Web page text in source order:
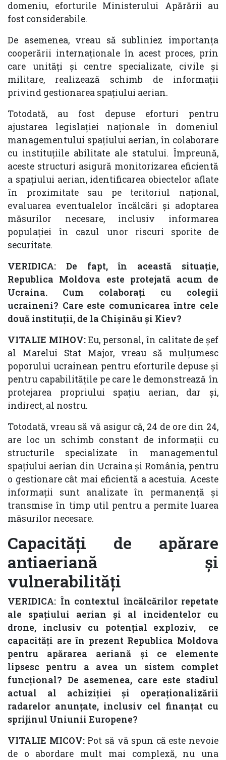
domeniu, eforturile Ministerului Apărării au
fost considerabile.
De asemenea, vreau să subliniez importanța
cooperării internaționale în acest proces, prin
care unități și centre specializate, civile și
militare, realizează schimb de informații
privind gestionarea spațiului aerian.
Totodată, au fost depuse eforturi pentru
ajustarea legislației naționale în domeniul
managementului spațiului aerian, în colaborare
cu instituțiile abilitate ale statului. Împreună,
aceste structuri asigură monitorizarea eficientă
a spațiului aerian, identificarea obiectelor aflate
în proximitate sau pe teritoriul național,
evaluarea eventualelor încălcări și adoptarea
măsurilor necesare, inclusiv informarea
populației în cazul unor riscuri sporite de
securitate.
VERIDICA: De fapt, în această situație,
Republica Moldova este protejată acum de
Ucraina. Cum colaborați cu colegii
ucraineni? Care este comunicarea între cele
două instituții, de la Chișinău și Kiev?
VITALIE MIHOV:Eu, personal, în calitate de șef
al Marelui Stat Major, vreau să mulțumesc
poporului ucrainean pentru eforturile depuse și
pentru capabilitățile pe care le demonstrează în
protejarea propriului spațiu aerian, dar și,
indirect, al nostru.
Totodată, vreau să vă asigur că, 24 de ore din 24,
are loc un schimb constant de informații cu
structurile specializate în managementul
spațiului aerian din Ucraina și România, pentru
o gestionare cât mai eficientă a acestuia. Aceste
informații sunt analizate în permanență și
transmise în timp util pentru a permite luarea
măsurilor necesare.
Capacități de apărare
antiaeriană și
vulnerabilități
VERIDICA: În contextul încălcărilor repetate
ale spațiului aerian și al incidentelor cu
drone, inclusiv cu potențial exploziv, ce
capacități are în prezent Republica Moldova
pentru apărarea aeriană și ce elemente
lipsesc pentru a avea un sistem complet
funcțional? De asemenea, care este stadiul
actual al achiziției și operaționalizării
radarelor anunțate, inclusiv cel finanțat cu
sprijinul Uniunii Europene?
VITALIE MICOV:Pot să vă spun că este nevoie
de o abordare mult mai complexă, nu una